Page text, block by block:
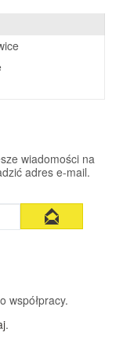
wiadomości na
adres e-mail.
współpracy.
.